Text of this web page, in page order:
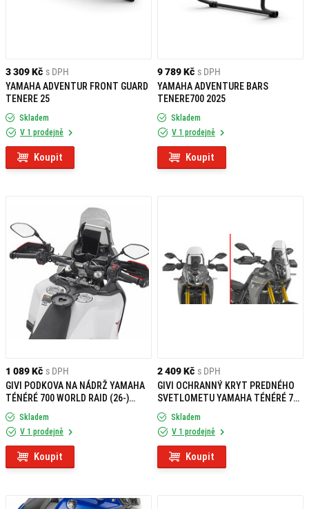
3 309 Kč s DPH
YAMAHA ADVENTUR FRONT GUARD
TENERE 25
Skladem
V 1 prodejně
Koupit
9 789 Kč s DPH
YAMAHA ADVENTURE BARS
TENERE700 2025
Skladem
V 1 prodejně
Koupit
1 089 Kč s DPH
GIVI PODKOVA NA NÁDRŽ YAMAHA
TÉNÉRÉ 700 WORLD RAID (26-)
BF101
Skladem
V 1 prodejně
Koupit
2 409 Kč s DPH
GIVI OCHRANNÝ KRYT PREDNÉHO
SVETLOMETU YAMAHA TÉNÉRÉ 700
(25-26) HLP2174ST
Skladem
V 1 prodejně
Koupit